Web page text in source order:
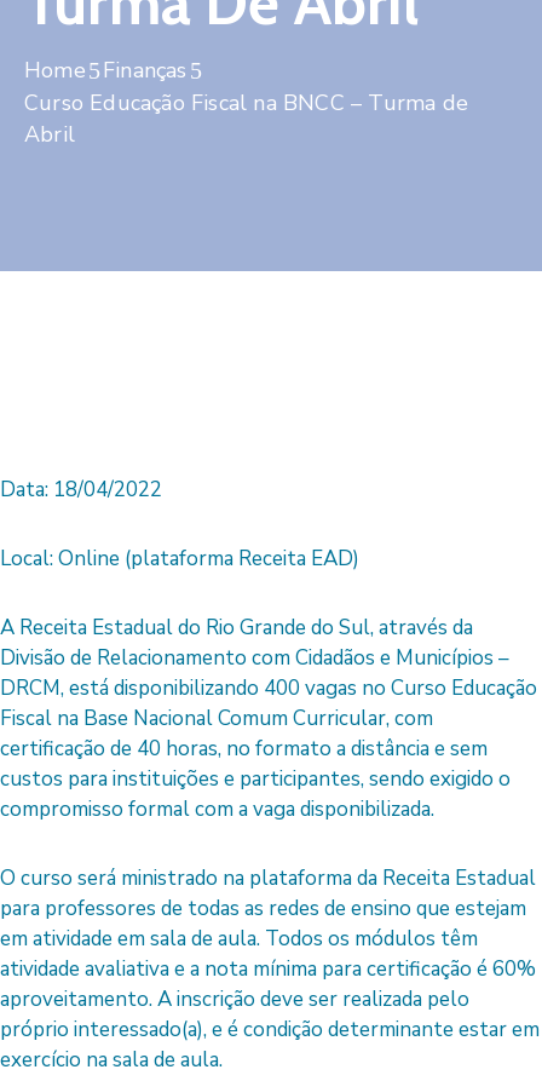
Home
Finanças
Curso Educação Fiscal na BNCC – Turma de
Abril
Data: 18/04/2022
Local: Online (plataforma Receita EAD)
A Receita Estadual do Rio Grande do Sul, através da
Divisão de Relacionamento com Cidadãos e Municípios –
DRCM, está disponibilizando 400 vagas no Curso Educação
Fiscal na Base Nacional Comum Curricular, com
certificação de 40 horas, no formato a distância e sem
custos para instituições e participantes, sendo exigido o
compromisso formal com a vaga disponibilizada.
O curso será ministrado na plataforma da Receita Estadual
para professores de todas as redes de ensino que estejam
em atividade em sala de aula. Todos os módulos têm
atividade avaliativa e a nota mínima para certificação é 60%
aproveitamento. A inscrição deve ser realizada pelo
próprio interessado(a), e é condição determinante estar em
exercício na sala de aula.